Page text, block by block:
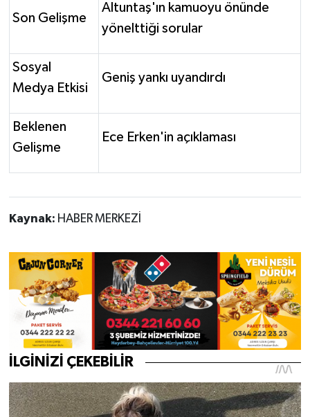
Son Gelişme
Altuntaş'ın kamuoyu önünde
yönelttiği sorular
Sosyal
Medya Etkisi
Geniş yankı uyandırdı
Beklenen
Gelişme
Ece Erken'in açıklaması
Kaynak: HABER MERKEZİ